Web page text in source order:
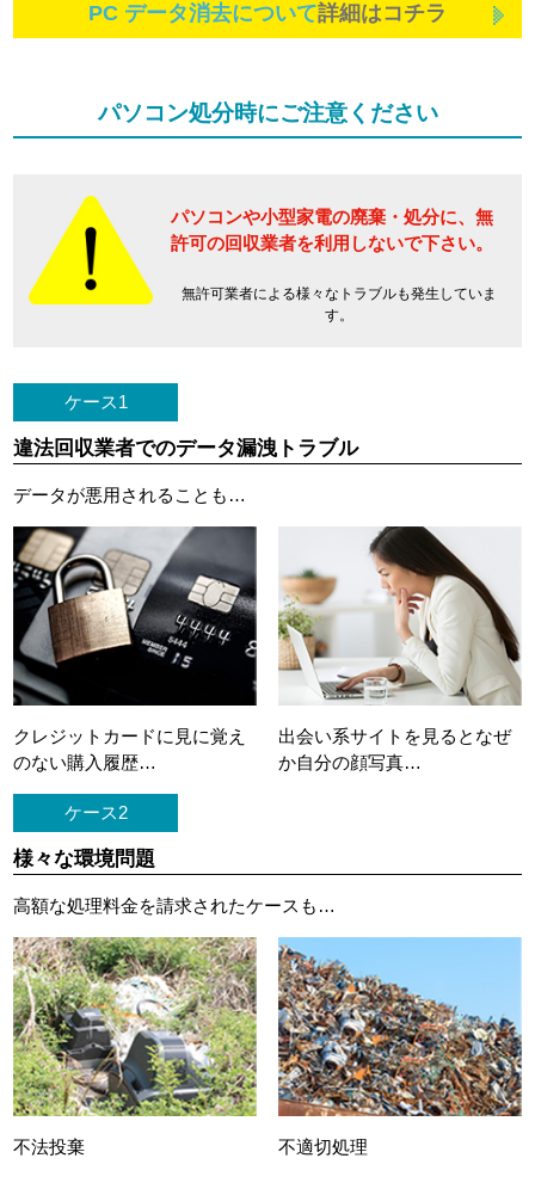
PC データ消去について詳細はコチラ
パソコン処分時にご注意ください
パソコンや小型家電の廃棄・処分に、 無
許可の回収業者を利用しないで下さい。
無許可業者による様々なトラブルも発生していま
す。
ケース1
違法回収業者でのデータ漏洩トラブル
データが悪用されることも…
クレジットカードに 見に覚え
のない購入履歴…
出会い系サイトを見ると なぜ
か自分の顔写真…
ケース2
様々な環境問題
高額な処理料金を請求されたケースも…
不法投棄 不適切処理